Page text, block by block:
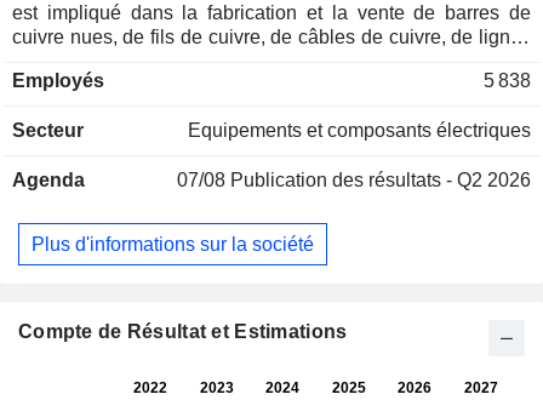
est impliqué dans la fabrication et la vente de barres de
cuivre nues, de fils de cuivre, de câbles de cuivre, de lignes
accessoires, et de câbles optiques. Le segment de l'acier
vente de billettes, de plaques d'acier, de bobines d'acier, de
droits, entre autres. Le segment de l'immobilier commercial
parcelles de terrain et la vente d'immeubles de bureaux. La
société est également active dans le domaine de l'ingénierie
Employés 5 838
Secteur Equipements et composants électriques
Agenda 07/08 Publication des résultats - Q2 2026
Plus d'informations sur la société
Compte de Résultat et Estimations